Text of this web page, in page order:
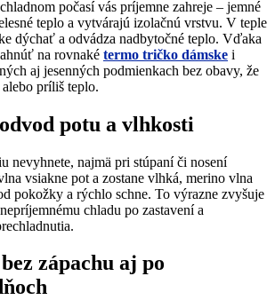
počasí vás príjemne zahreje – jemné
teplo a vytvárajú izolačnú vrstvu. V teple
dýchať a odvádza nadbytočné teplo. Vďaka
na rovnaké termo tričko dámske i
aj jesenných podmienkach bez obavy, že
príliš teplo.
potu a vlhkosti
nevyhnete, najmä pri stúpaní či nosení
vsiakne pot a zostane vlhká, merino vlna
pokožky a rýchlo schne. To výrazne zvyšuje
chladu po zastavení a
zápachu aj po